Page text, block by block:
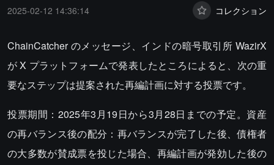
2025-02-12 14:36:14 コレクション
ChainCatcher のメッセージ、インドの暗号取引所 WazirX
が X プラットフォームで発表したところによると、次の重
要なステップは提案された再編計画に対する投票です。
投票期間：2025年3月19日から3月28日までの予定。資産
の再バランス後の配分：再バランスが完了した後、債権者
の大多数が賛成票を投じた場合、再編計画が発効した後の